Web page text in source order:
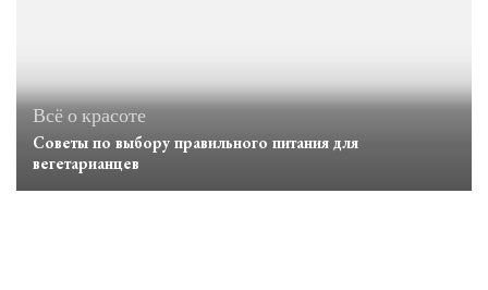
Всё о красоте
Советы по выбору правильного питания для
вегетарианцев